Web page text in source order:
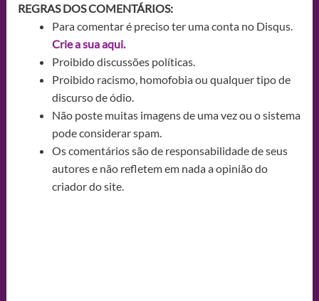
REGRAS DOS COMENTÁRIOS:
Para comentar é preciso ter uma conta no Disqus.
Crie a sua aqui.
Proibido discussões políticas.
Proibido racismo, homofobia ou qualquer tipo de
discurso de ódio.
Não poste muitas imagens de uma vez ou o sistema
pode considerar spam.
Os comentários são de responsabilidade de seus
autores e não refletem em nada a opinião do
criador do site.